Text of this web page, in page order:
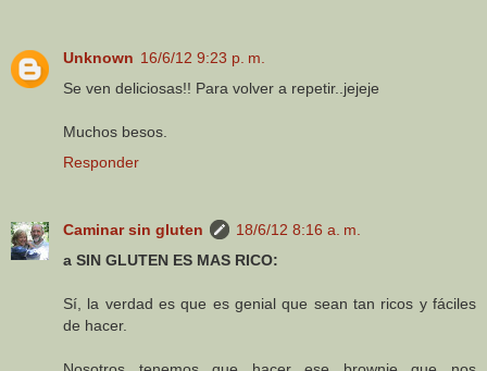
Unknown 16/6/12 9:23 p. m.
Se ven deliciosas!! Para volver a repetir..jejeje
Muchos besos.
Responder
Caminar sin gluten
18/6/12 8:16 a. m.
a SIN GLUTEN ES MAS RICO:
Sí, la verdad es que es genial que sean tan ricos y fáciles
de hacer.